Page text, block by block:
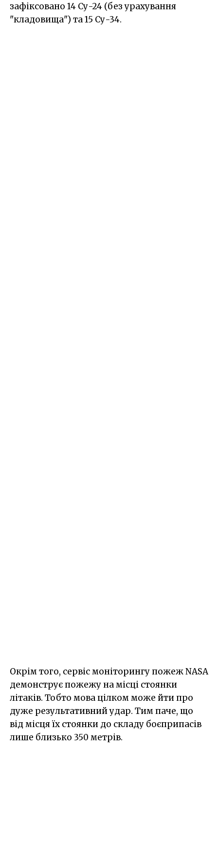
зафіксовано 14 Су-24 (без урахування
"кладовища") та 15 Су-34.
Окрім того, сервіс моніторингу пожеж NASA
демонструє пожежу на місці стоянки
літаків. Тобто мова цілком може йти про
дуже результативний удар. Тим паче, що
від місця їх стоянки до складу боєприпасів
лише близько 350 метрів.